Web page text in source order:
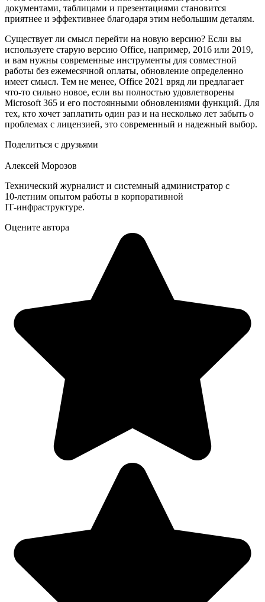
документами, таблицами и презентациями становится
приятнее и эффективнее благодаря этим небольшим деталям.
Существует ли смысл перейти на новую версию? Если вы
используете старую версию Office, например, 2016 или 2019,
и вам нужны современные инструменты для совместной
работы без ежемесячной оплаты, обновление определенно
имеет смысл. Тем не менее, Office 2021 вряд ли предлагает
что-то сильно новое, если вы полностью удовлетворены
Microsoft 365 и его постоянными обновлениями функций. Для
тех, кто хочет заплатить один раз и на несколько лет забыть о
проблемах с лицензией, это современный и надежный выбор.
Поделиться с друзьями
Алексей Морозов
Технический журналист и системный администратор с
10‑летним опытом работы в корпоративной
IT‑инфраструктуре.
Оцените автора